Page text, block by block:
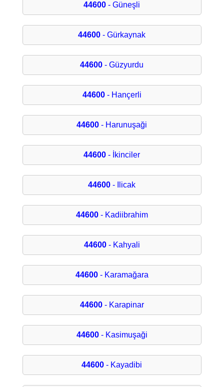
44600 - Güneşli
44600 - Gürkaynak
44600 - Güzyurdu
44600- Hançerli
44600 - Harunuşaği
44600 - İkinciler
44600 - Ilicak
44600- Kadiibrahim
44600- Kahyali
44600- Karamağara
44600- Karapinar
44600- Kasimuşaği
44600 - Kayadibi